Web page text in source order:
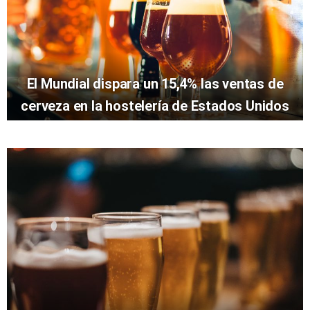
El Mundial dispara un 15,4% las ventas de
cerveza en la hostelería de Estados Unidos